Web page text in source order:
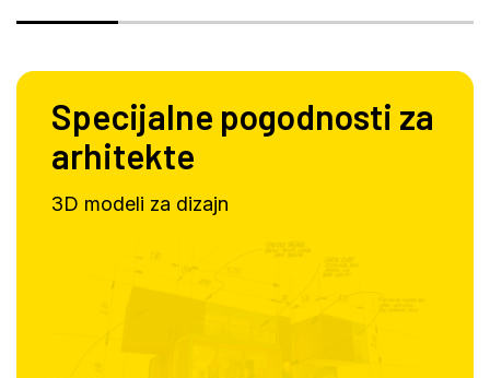
Specijalne pogodnosti za
arhitekte
3D modeli za dizajn